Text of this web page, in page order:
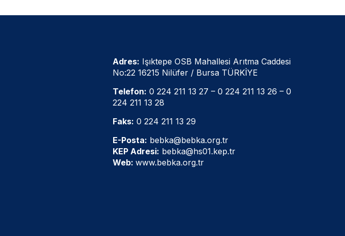
Adres: Işıktepe OSB Mahallesi Arıtma Caddesi
No:22 16215 Nilüfer / Bursa TÜRKİYE
Telefon: 0 224 211 13 27 – 0 224 211 13 26 – 0
224 211 13 28
Faks: 0 224 211 13 29
E-Posta: bebka@bebka.org.tr
KEP Adresi: bebka@hs01.kep.tr
Web: www.bebka.org.tr